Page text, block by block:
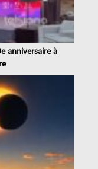
anniversaire à